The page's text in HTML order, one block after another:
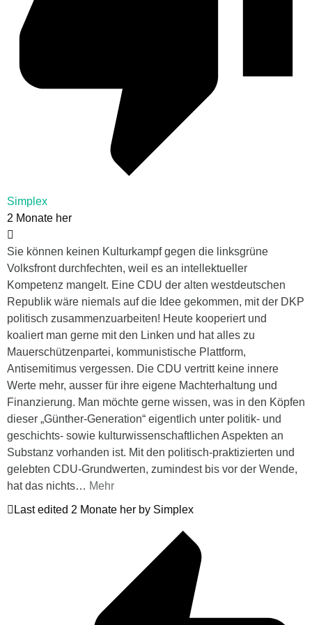
Simplex
2 Monate her
Sie können keinen Kulturkampf gegen die linksgrüne
Volksfront durchfechten, weil es an intellektueller
Kompetenz mangelt. Eine CDU der alten westdeutschen
Republik wäre niemals auf die Idee gekommen, mit der DKP
politisch zusammenzuarbeiten! Heute kooperiert und
koaliert man gerne mit den Linken und hat alles zu
Mauerschützenpartei, kommunistische Plattform,
Antisemitimus vergessen. Die CDU vertritt keine innere
Werte mehr, ausser für ihre eigene Machterhaltung und
Finanzierung. Man möchte gerne wissen, was in den Köpfen
dieser „Günther-Generation“ eigentlich unter politik- und
geschichts- sowie kulturwissenschaftlichen Aspekten an
Substanz vorhanden ist. Mit den politisch-praktizierten und
gelebten CDU-Grundwerten, zumindest bis vor der Wende,
hat das nichts… Mehr
Last edited 2 Monate her by Simplex